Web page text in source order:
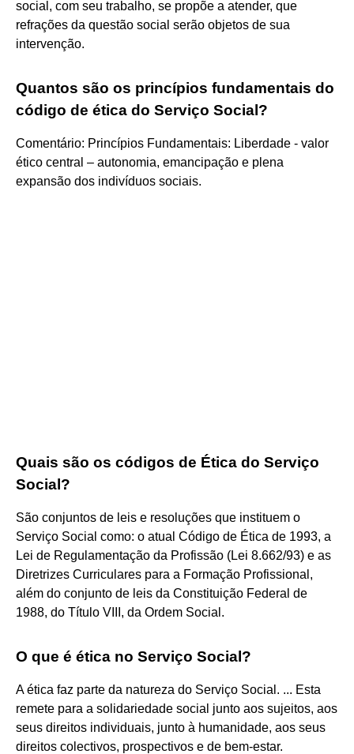
social, com seu trabalho, se propõe a atender, que
refrações da questão social serão objetos de sua
intervenção.
Quantos são os princípios fundamentais do
código de ética do Serviço Social?
Comentário: Princípios Fundamentais: Liberdade - valor
ético central – autonomia, emancipação e plena
expansão dos indivíduos sociais.
Quais são os códigos de Ética do Serviço
Social?
São conjuntos de leis e resoluções que instituem o
Serviço Social como: o atual Código de Ética de 1993, a
Lei de Regulamentação da Profissão (Lei 8.662/93) e as
Diretrizes Curriculares para a Formação Profissional,
além do conjunto de leis da Constituição Federal de
1988, do Título VIII, da Ordem Social.
O que é ética no Serviço Social?
A ética faz parte da natureza do Serviço Social. ... Esta
remete para a solidariedade social junto aos sujeitos, aos
seus direitos individuais, junto à humanidade, aos seus
direitos colectivos, prospectivos e de bem-estar.